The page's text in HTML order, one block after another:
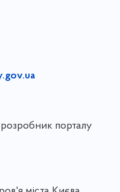
порталу